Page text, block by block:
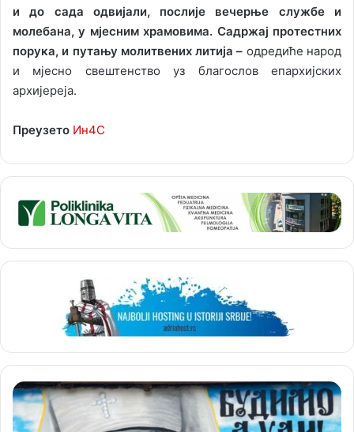
и до сада одвијали, послије вечерње службе и
молебана, у мјесним храмовима. Садржај протестних
порука, и путању молитвених литија – одредиће народ
и мјесно свештенство уз благослов епархијских
архијереја.
Преузето Ин4С